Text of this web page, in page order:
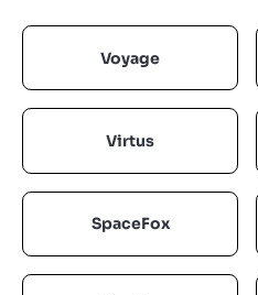
Voyage
Virtus
SpaceFox